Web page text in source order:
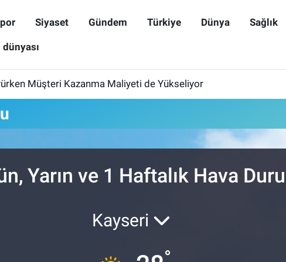
Siyaset Gündem Türkiye Dünya Sağlık
Müşteri Kazanma Maliyeti de Yükseliyor
Yarın ve 1 Haftalık Hava
Kayseri
°